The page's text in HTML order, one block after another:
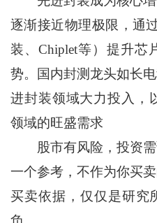
逐渐接近物理极限，通
装、Chiplet等）提升芯
势。国内封测龙头如长
进封装领域大力投入，
领域的旺盛需求
股市有风险，投资需
一个参考，不作为你买
买卖依据，仅仅是研究